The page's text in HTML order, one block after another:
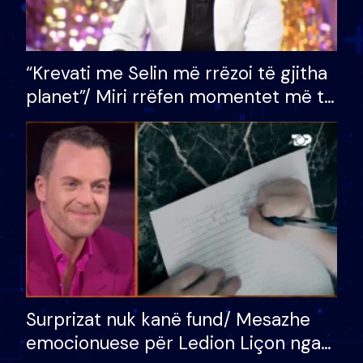
“Krevati me Selin më rrëzoi të gjitha
planet”/ Miri rrëfen momentet më të
bukura në shtëpinë e BB VIP: Do më
mungojë zilja e mëngjesit kur…
Surprizat nuk kanë fund/ Mesazhe
emocionuese për Ledion Liçon nga